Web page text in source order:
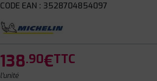
CODE EAN : 3528704854097
138.90€TTC
l'unité